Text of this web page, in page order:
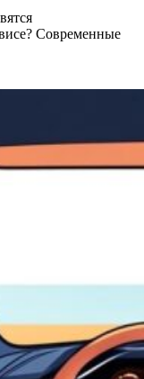
Современные